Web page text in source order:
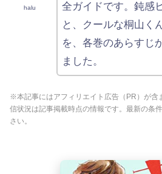
halu
全ガイドです。鈍感
と、クールな桐山く
を、各巻のあらすじ
ました。
※本記事にはアフィリエイト広告（PR）が含
信状況は記事掲載時点の情報です。最新の条
さい。